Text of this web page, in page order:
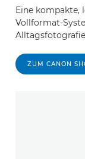
Eine kompakte,
Vollformat-
ZUM CANON